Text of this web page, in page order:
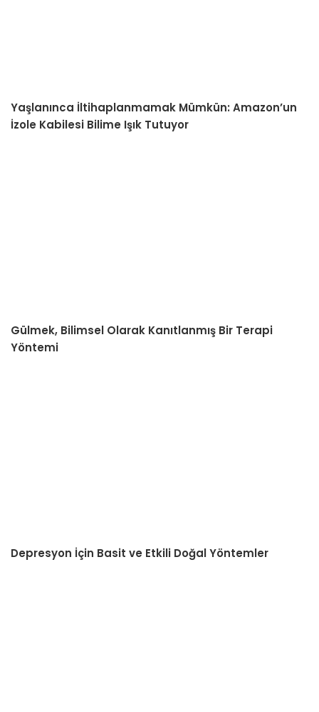
Yaşlanınca İltihaplanmamak Mümkün: Amazon’un
İzole Kabilesi Bilime Işık Tutuyor
Gülmek, Bilimsel Olarak Kanıtlanmış Bir Terapi
Yöntemi
Depresyon İçin Basit ve Etkili Doğal Yöntemler